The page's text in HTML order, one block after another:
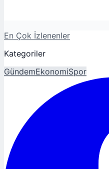
En Çok İzlenenler
Kategoriler
GündemEkonomiSpor